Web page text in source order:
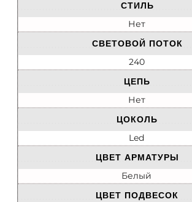
СТИЛЬ
Нет
СВЕТОВОЙ ПОТОК
240
ЦЕПЬ
Нет
ЦОКОЛЬ
Led
ЦВЕТ АРМАТУРЫ
Белый
ЦВЕТ ПОДВЕСОК